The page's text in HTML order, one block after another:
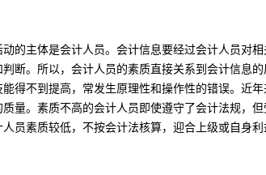
的主体是会计人员。会计信息要经过会计人员对
断。所以，会计人员的素质直接关系到会计信息
得不到提高，常发生原理性和操作性的错误。近
量。素质不高的会计人员即使遵守了会计法规，
员素质较低，不按会计法核算，迎合上级或自身